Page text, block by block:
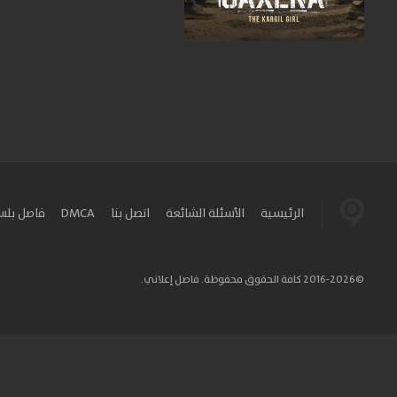
الرئيسية الأسئلة الشائعة اتصل بنا DMCA فاصل
©2016-2026 كافة الحقوق محفوظة. فاصل إعلاني.